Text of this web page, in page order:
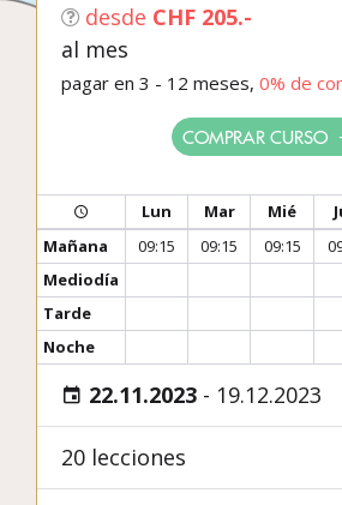
desde CHF 205.-
al mes
pagar en 3 - 12 meses, 0% de
COMPRAR CURSO
Lun Mar Mié
Mañana
09:15 09:15 09:15
Mediodía
Tarde
Noche
22.11.2023 - 19.12.2023
20 lecciones